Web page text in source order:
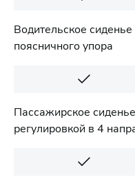
Водительское
поясничного упора
Пассажирское
регулировкой в 4